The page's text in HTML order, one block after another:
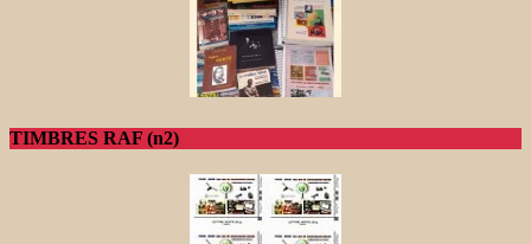
TIMBRES RAF (n2)